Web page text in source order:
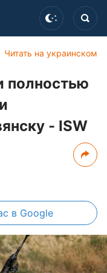
Читать на украинском
полностью
- ISW
в Google